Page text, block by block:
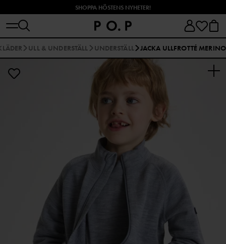
SHOPPA HÖSTENS NYHETER!
ULL & UNDERSTÄLL UNDERSTÄLL JACKA ULLFROTTÉ MERINO